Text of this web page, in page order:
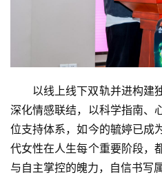
以线上线下双轨并进构建
深化情感联结，以科学指南、
位支持体系，如今的毓婷已成
代女性在人生每个重要阶段，
与自主掌控的魄力，自信书写